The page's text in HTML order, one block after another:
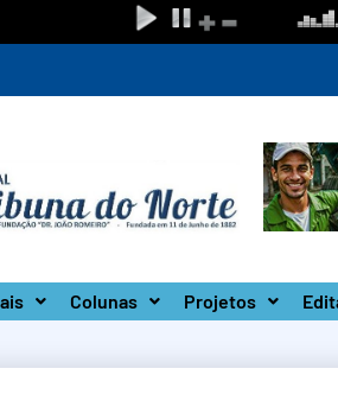
Defesa Civil de SP monta Gabinete de
Colunas Projetos